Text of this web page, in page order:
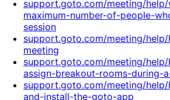
support.goto.com/meeting/
maximum-number-of-people-
session
support.goto.com/meeting/
meeting
support.goto.com/meeting/
assign-breakout-rooms-during-
support.goto.com/meeting/
and-install-the-goto-app